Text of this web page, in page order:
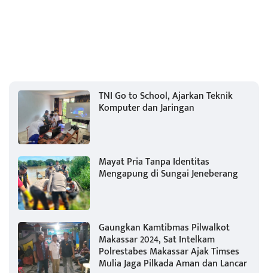
TNI Go to School, Ajarkan Teknik
Komputer dan Jaringan
Mayat Pria Tanpa Identitas
Mengapung di Sungai Jeneberang
Gaungkan Kamtibmas Pilwalkot
Makassar 2024, Sat Intelkam
Polrestabes Makassar Ajak Timses
Mulia Jaga Pilkada Aman dan Lancar